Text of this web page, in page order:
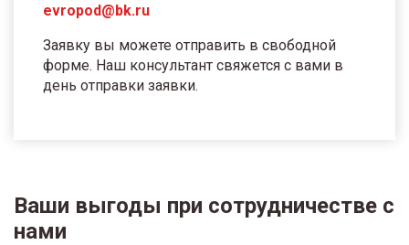
evropod@bk.ru
Заявку вы можете отправить в свободной
форме. Наш консультант свяжется с вами в
день отправки заявки.
Ваши выгоды при сотрудничестве с
нами